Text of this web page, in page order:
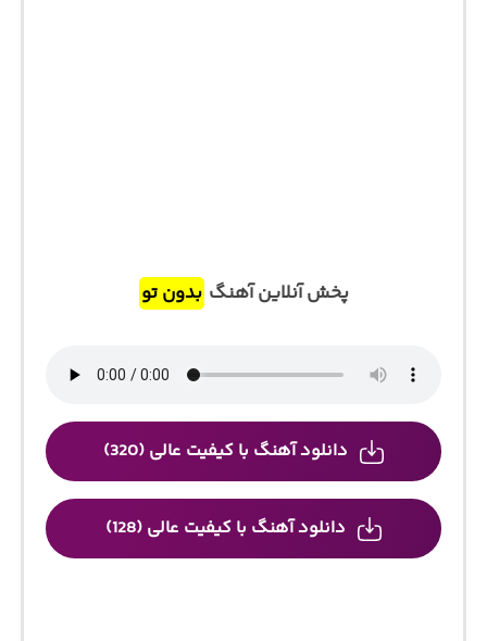
پخش آنلاین آهنگ بدون تو
دانلود آهنگ با کیفیت عالی (320)
دانلود آهنگ با کیفیت عالی (128)